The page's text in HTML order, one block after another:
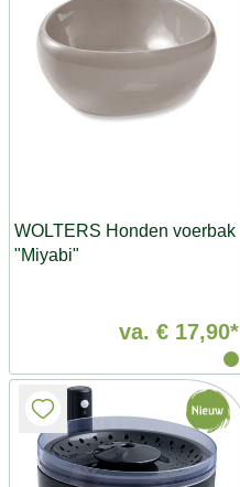
WOLTERS Honden voerbak
"Miyabi"
va. € 17,90*